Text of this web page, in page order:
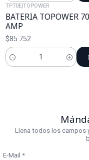
TP70E|TOPOWER
BATERIA TOPOWER 70
AMP
$85.752
Cantidad
Llena todos los campos
E-Mail *